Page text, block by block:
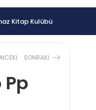
Kitap Kulübü
SONRAKI